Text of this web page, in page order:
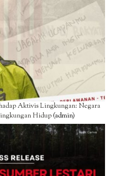
Aktivis Lingkungan: Negara
Hidup(admin)